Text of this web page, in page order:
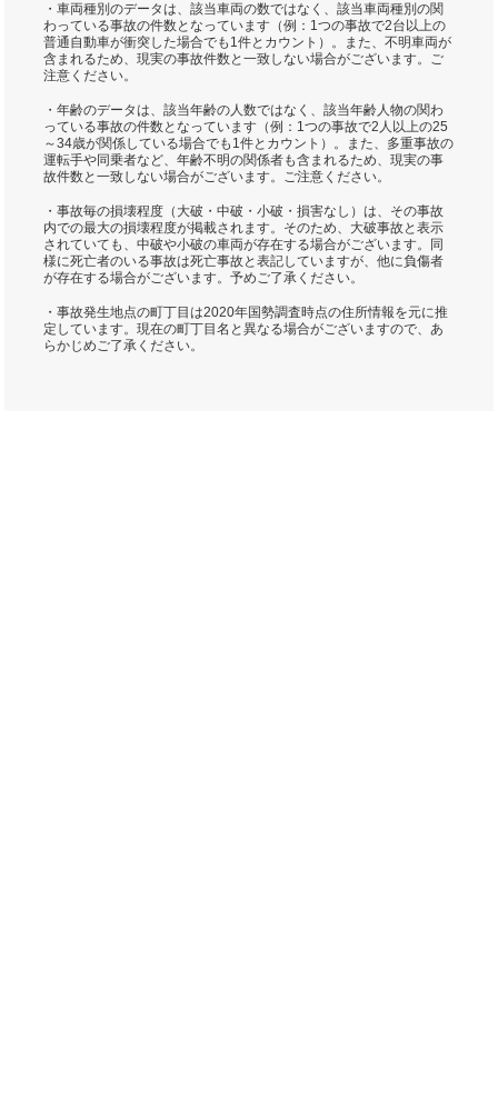
・車両種別のデータは、該当車両の数ではなく、該当車両種別の関
わっている事故の件数となっています（例：1つの事故で2台以上の
普通自動車が衝突した場合でも1件とカウント）。また、不明車両が
含まれるため、現実の事故件数と一致しない場合がございます。ご
注意ください。
・年齢のデータは、該当年齢の人数ではなく、該当年齢人物の関わ
っている事故の件数となっています（例：1つの事故で2人以上の25
～34歳が関係している場合でも1件とカウント）。また、多重事故の
運転手や同乗者など、年齢不明の関係者も含まれるため、現実の事
故件数と一致しない場合がございます。ご注意ください。
・事故毎の損壊程度（大破・中破・小破・損害なし）は、その事故
内での最大の損壊程度が掲載されます。そのため、大破事故と表示
されていても、中破や小破の車両が存在する場合がございます。同
様に死亡者のいる事故は死亡事故と表記していますが、他に負傷者
が存在する場合がございます。予めご了承ください。
・事故発生地点の町丁目は2020年国勢調査時点の住所情報を元に推
定しています。現在の町丁目名と異なる場合がございますので、あ
らかじめご了承ください。